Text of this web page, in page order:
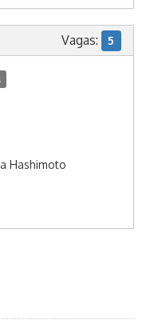
Vagas: 5
Hashimoto